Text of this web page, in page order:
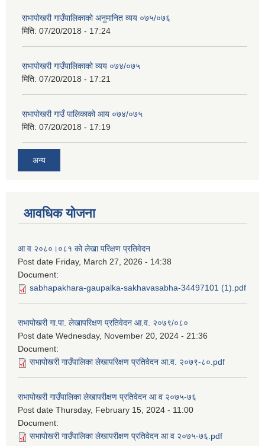
सभापोखरी गाउँपालिकाको अनुमानित व्यय ०७५/०७६
मिति: 07/20/2018 - 17:24
सभापोखरी गाउँपालिकाको व्यय ०७४/०७५
मिति: 07/20/2018 - 17:21
सभापोखरी गाउँ पालिकाको आय ०७४/०७५
मिति: 07/20/2018 - 17:19
अन्य
आवधिक योजना
आ व २०८०।०८१ को लेखा परिक्षण प्रतिवेदन
Post date Friday, March 27, 2026 - 14:38
Document:
sabhapakhara-gaupalka-sakhavasabha-34497101 (1).pdf
सभापोखरी गा.पा. लेखापरिक्षण प्रतिवेदन आ.व. २०७९/०८०
Post date Wednesday, November 20, 2024 - 21:36
Document:
सभापोखरी गाउँपालिका लेखापरिक्षण प्रतिवेदन आ.व. २०७९-८०.pdf
सभापोखरी गाउँपालिका लेखापरीक्षण प्रतिवेदन आ व २०७५-७६
Post date Thursday, February 15, 2024 - 11:00
Document:
सभापोखरी गाउँपालिका लेखापरीक्षण प्रतिवेदन आ व २०७५-७६.pdf